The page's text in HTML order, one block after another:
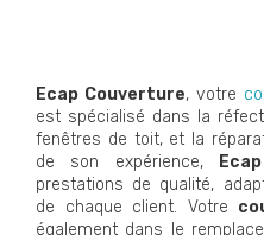
Ecap Couverture, votre
est spécialisé dans la
fenêtres de toit, et la
de son expérience,
prestations de qualité,
de chaque client. Votre
également dans le